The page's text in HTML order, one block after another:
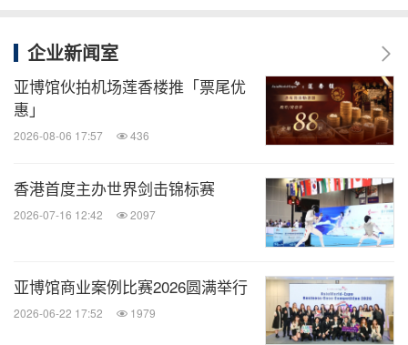
29日 2025 WILD WILD THE HONG KONG TOUR
7月4 - 6日
7月5 日 DAESUNG 2025 ASIA TOUR: D's WAVE IN HONG KONG
企业新闻室
亚博馆伙拍机场莲香楼推「票尾优
惠」
2026-08-06 17:57 436
香港首度主办世界剑击锦标赛
2026-07-16 12:42 2097
亚博馆商业案例比赛2026圆满举行
2026-06-22 17:52 1979